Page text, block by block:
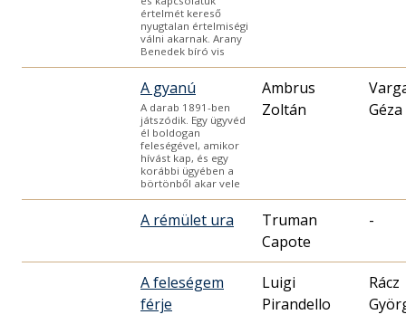
értelmét kereső
nyugtalan értelmiségi
válni akarnak. Arany
Benedek bíró vis
A gyanú
A darab 1891-ben
játszódik. Egy ügyvéd
él boldogan
feleségével, amikor
hívást kap, és egy
korábbi ügyében a
börtönből akar vele
Ambrus
Zoltán
Géza
A rémület ura
Truman
Capote
-
A feleségem
férje
Luigi
Pirandello
Rácz